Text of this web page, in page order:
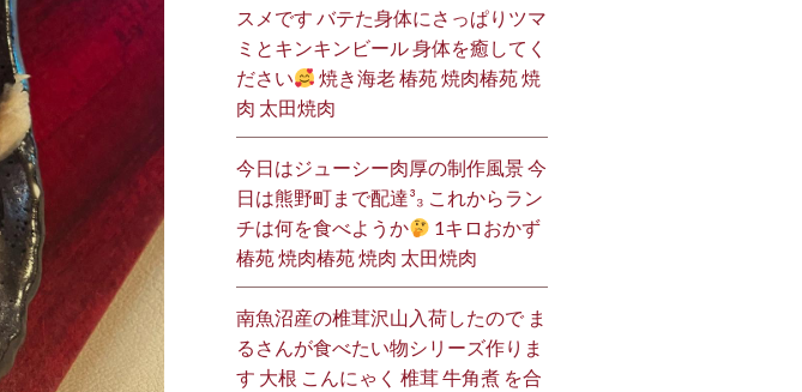
スメです バテた身体にさっぱりツマ
ミとキンキンビール 身体を癒してく
ださい
焼き海老 椿苑 焼肉椿苑 焼
肉 太田焼肉
今日はジューシー肉厚の制作風景 今
日は熊野町まで配達³₃ これからラン
チは何を食べようか
1キロおかず
椿苑 焼肉椿苑 焼肉 太田焼肉
南魚沼産の椎茸沢山入荷したので ま
るさんが食べたい物シリーズ作りま
す 大根 こんにゃく 椎茸 牛角煮 を合